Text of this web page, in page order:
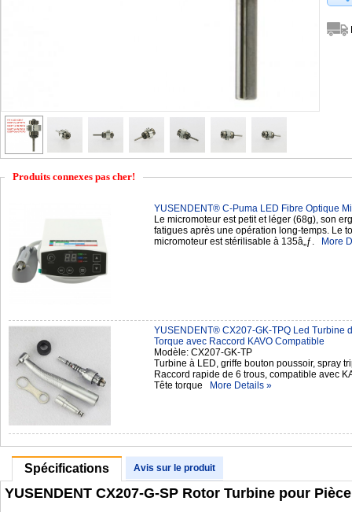
Produits connexes pas cher!
YUSENDENT® C-Puma LED Fibre Optique
Le micromoteur est petit et léger (68g), son
fatigues après une opération long-temps. Le
micromoteur est stérilisable à 135â„ƒ.
More
YUSENDENT® CX207-GK-TPQ Led Turbine
Torque avec Raccord KAVO Compatible
Modèle: CX207-GK-TP
Turbine à LED, griffe bouton poussoir, spray
Raccord rapide de 6 trous, compatible avec
Tête torque
More Details »
Spécifications Avis sur le produit
YUSENDENT CX207-G-SP Rotor Turbine pour